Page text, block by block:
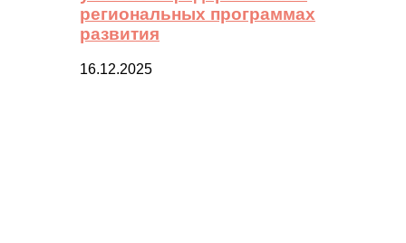
региональных программах
развития
16.12.2025